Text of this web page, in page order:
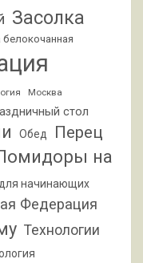
Засолка
белокочанная
Москва
стол
Обед
Перец
на
начинающих
Федерация
Технологии